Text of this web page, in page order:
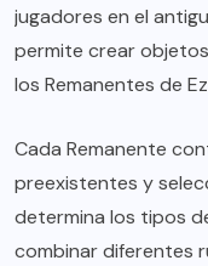
jugadores en el
permite crear
los Remanentes de
Cada Remanente
preexistentes y
determina los tipos
combinar diferentes